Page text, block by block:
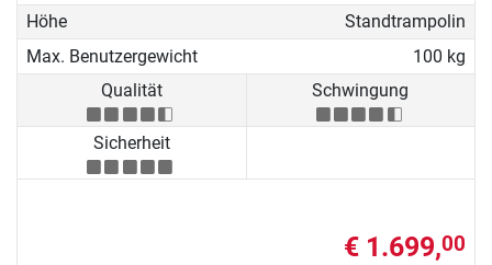
Höhe
Standtrampolin
Max. Benutzergewicht
100 kg
Qualität
Schwingung
Sicherheit
€ 1.699,00